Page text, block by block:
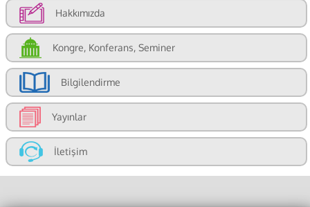
Hakkımızda
Kongre, Konferans, Seminer
Bilgilendirme
Yayınlar
İletişim